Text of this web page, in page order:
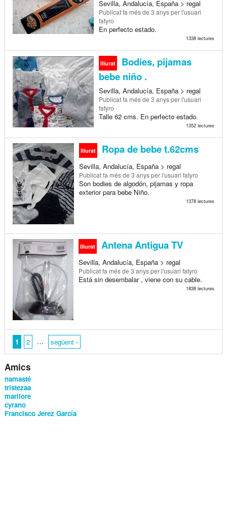
Sevilla, Andalucía, España > regal
Publicatfa més de 3 anysper l'usuari
fatyro
En perfecto estado.
1338 lectures
lliurat
Bodies, pijamas
bebe niño .
Sevilla, Andalucía, España > regal
Publicatfa més de 3 anysper l'usuari
fatyro
Talle 62 cms. En perfecto estado.
1352 lectures
lliurat Ropa de bebe t.62cms
Sevilla, Andalucía, España > regal
Publicatfa més de 3 anysper l'usuari fatyro
Son bodies de algodón, pijamas y ropa
exterior para bebe Niño.
1378 lectures
lliurat Antena Antigua TV
Sevilla, Andalucía, España > regal
Publicatfa més de 3 anysper l'usuari fatyro
Está sin desembalar , viene con su cable.
1838 lectures
1 2 … següent ›
Amics
namasté
tristezaa
marilore
cyrano
Francisco Jerez García